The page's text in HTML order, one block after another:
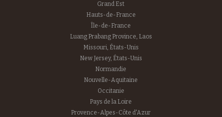
Grand Est
Hauts-de-France
Île-de-France
Luang Prabang Province, Laos
Missouri, États-Unis
New Jersey, États-Unis
Normandie
Nouvelle-Aquitaine
Occitanie
Pays de la Loire
Provence-Alpes-Côte d'Azur